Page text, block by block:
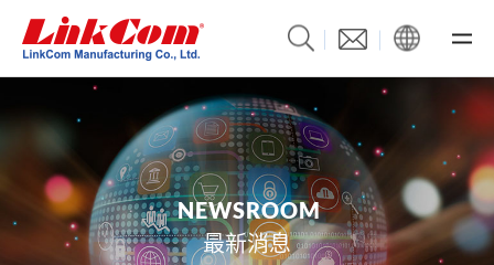
NEWSROOM
最新消息